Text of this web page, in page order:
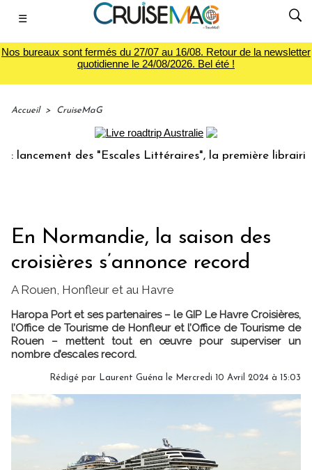
☰
Nos bureaux sont fermés du 27/07 au 16/08. Retour de la newsletter
quotidienne le 24/08/2026. Bel été !
Accueil > CruiseMaG
des "Escales Littéraires", la première librairie du
En Normandie, la saison des
croisières s’annonce record
A Rouen, Honfleur et au Havre
Haropa Port et ses partenaires – le GIP Le Havre Croisières,
l’Office de Tourisme de Honfleur et l’Office de Tourisme de
Rouen – mettent tout en œuvre pour superviser un
nombre d’escales record.
Rédigé par Laurent Guéna le Mercredi 10 Avril 2024 à 15:03